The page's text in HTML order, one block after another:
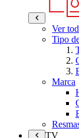
Ver
Tipo
Marca
TV